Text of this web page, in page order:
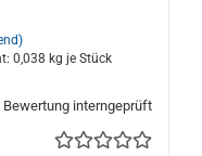
55 mm Ø und nicht
am Loch sollte
sein!
0,038 kg je Stück
Bewertung interngeprüft